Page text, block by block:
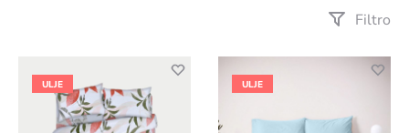
Filtro
ULJE ULJE